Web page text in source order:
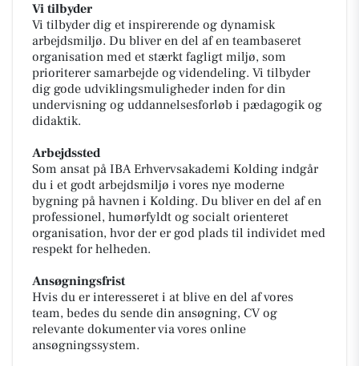
Vi tilbyder
Vi tilbyder dig et inspirerende og dynamisk
arbejdsmiljø. Du bliver en del af en teambaseret
organisation med et stærkt fagligt miljø, som
prioriterer samarbejde og videndeling. Vi tilbyder
dig gode udviklingsmuligheder inden for din
undervisning og uddannelsesforløb i pædagogik og
didaktik.
Arbejdssted
Som ansat på IBA Erhvervsakademi Kolding indgår
du i et godt arbejdsmiljø i vores nye moderne
bygning på havnen i Kolding. Du bliver en del af en
professionel, humørfyldt og socialt orienteret
organisation, hvor der er god plads til individet med
respekt for helheden.
Ansøgningsfrist
Hvis du er interesseret i at blive en del af vores
team, bedes du sende din ansøgning, CV og
relevante dokumenter via vores online
ansøgningssystem.